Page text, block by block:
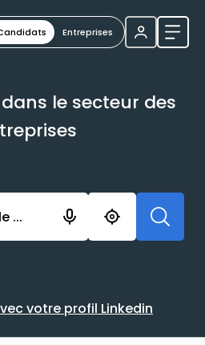
Entreprises
le secteur des
lancer l’enregistrement.
Rechercher avec votre
votre profil Linkedin